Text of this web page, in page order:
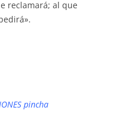
reclamará; al que
pincha